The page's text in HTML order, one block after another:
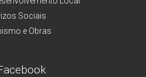
Sociais
e Obras